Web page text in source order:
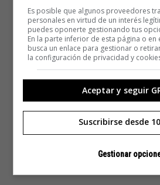
Es posible que algunos proveedores
personales en virtud de un interés
puedes oponerte gestionando tus
En la parte inferior de esta página o en
busca un enlace para gestionar o
la configuración de privacidad y
Aceptar y seguir
Suscribirse desde
Gestionar